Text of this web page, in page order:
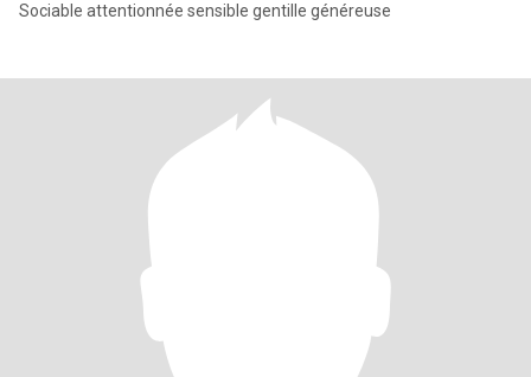
Sociable attentionnée sensible gentille généreuse